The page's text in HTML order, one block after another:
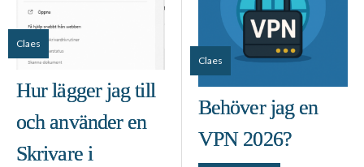
Claes
Hur lägger jag till
och använder en
Skrivare i
Claes
Behöver jag en
VPN 2026?